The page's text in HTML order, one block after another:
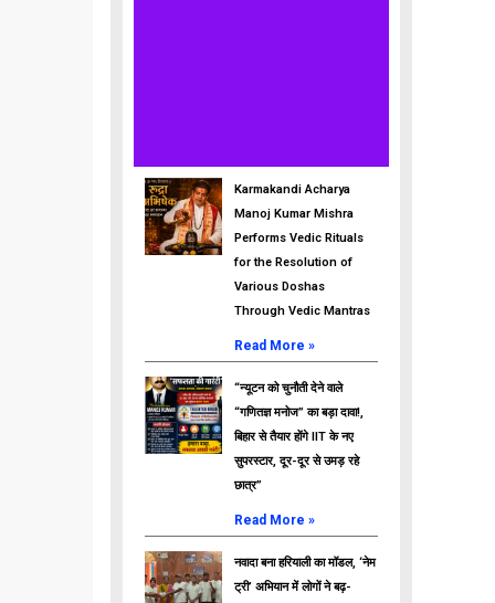
Karmakandi Acharya
Manoj Kumar Mishra
Performs Vedic Rituals
for the Resolution of
Various Doshas
Through Vedic Mantras
Read More »
“न्यूटन को चुनौती देने वाले
“गणितज्ञ मनोज” का बड़ा दावा!,
बिहार से तैयार होंगे IIT के नए
सुपरस्टार, दूर-दूर से उमड़ रहे
छात्र”
Read More »
नवादा बना हरियाली का मॉडल, ‘नेम
ट्री’ अभियान में लोगों ने बढ़-